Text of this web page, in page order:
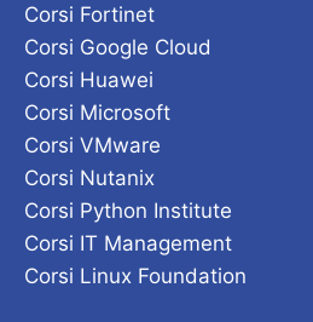
Corsi Fortinet
Corsi Google Cloud
Corsi Huawei
Corsi Microsoft
Corsi VMware
Corsi Nutanix
Corsi Python Institute
Corsi IT Management
Corsi Linux Foundation